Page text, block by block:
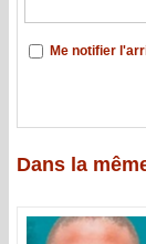
Me notifier
Dans la